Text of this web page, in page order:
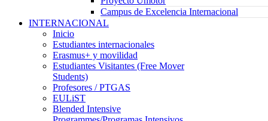
Campus de Excelencia Internacional
INTERNACIONAL
Inicio
Estudiantes internacionales
Erasmus+ y movilidad
Estudiantes Visitantes (Free Mover
Students)
Profesores / PTGAS
EULiST
Blended Intensive